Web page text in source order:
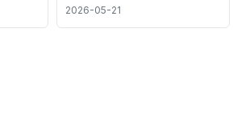
2026-05-21